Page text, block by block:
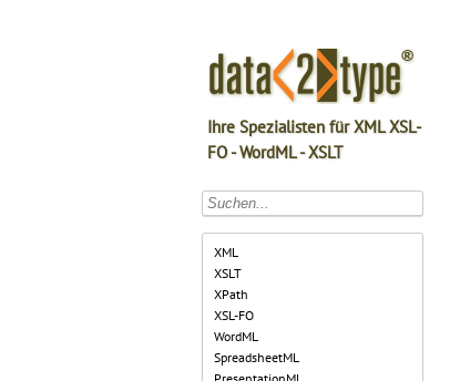
Ihre Spezialisten für XML XSL-
FO - WordML - XSLT
XML
XSLT
XPath
XSL-FO
WordML
SpreadsheetML